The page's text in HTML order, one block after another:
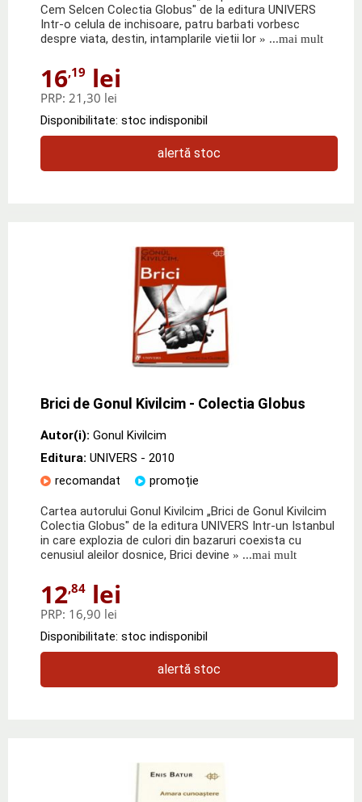
Cem Selcen Colectia Globus" de la editura UNIVERS
Intr-o celula de inchisoare, patru barbati vorbesc
despre viata, destin, intamplarile vietii lor » ...mai mult
16,19 lei
PRP: 21,30 lei
Disponibilitate: stoc indisponibil
alertă stoc
Brici de Gonul Kivilcim - Colectia Globus
Autor(i): Gonul Kivilcim
Editura: UNIVERS - 2010
recomandat
promoție
Cartea autorului Gonul Kivilcim „Brici de Gonul Kivilcim
Colectia Globus" de la editura UNIVERS Intr-un Istanbul
in care explozia de culori din bazaruri coexista cu
cenusiul aleilor dosnice, Brici devine » ...mai mult
12,84 lei
PRP: 16,90 lei
Disponibilitate: stoc indisponibil
alertă stoc